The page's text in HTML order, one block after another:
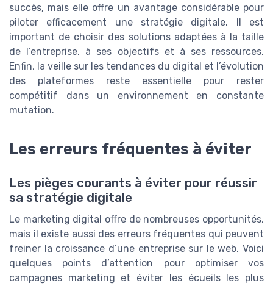
succès, mais elle offre un avantage considérable pour
piloter efficacement une stratégie digitale. Il est
important de choisir des solutions adaptées à la taille
de l’entreprise, à ses objectifs et à ses ressources.
Enfin, la veille sur les tendances du digital et l’évolution
des plateformes reste essentielle pour rester
compétitif dans un environnement en constante
mutation.
Les erreurs fréquentes à éviter
Les pièges courants à éviter pour réussir
sa stratégie digitale
Le marketing digital offre de nombreuses opportunités,
mais il existe aussi des erreurs fréquentes qui peuvent
freiner la croissance d’une entreprise sur le web. Voici
quelques points d’attention pour optimiser vos
campagnes marketing et éviter les écueils les plus